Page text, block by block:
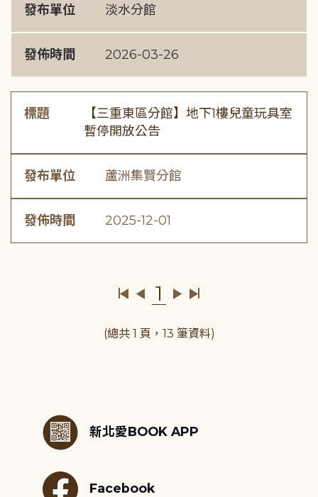
發布單位 淡水分館
發佈時間 2026-03-26
標題
【三重東區分館】地下1樓兒童玩具室
暫停開放公告
發布單位 蘆洲集賢分館
發佈時間 2025-12-01
1
(總共 1 頁，13 筆資料)
新北愛BOOK APP
Facebook